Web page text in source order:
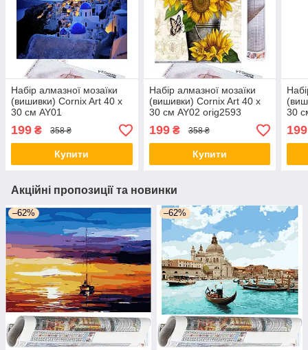
Набір алмазної мозаїки
(вишивки) Cornix Art 40 x
30 см AY01
199 ₴ 358 ₴
Купити
Набір алмазної мозаїки
(вишивки) Cornix Art 40 x
30 см AY02 orig2593
199₴ 358 ₴
Купити
30
199
Акційні пропозиції та новинки
–62% –62%